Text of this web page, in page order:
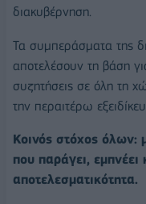
διακυβέρνηση.
Τα συμπεράσματα της
αποτελέσουν τη βάση
συζητήσεις σε όλη τη
την περαιτέρω
Κοινός στόχος όλων:
που παράγει, εμπνέει
αποτελεσματικότητα.